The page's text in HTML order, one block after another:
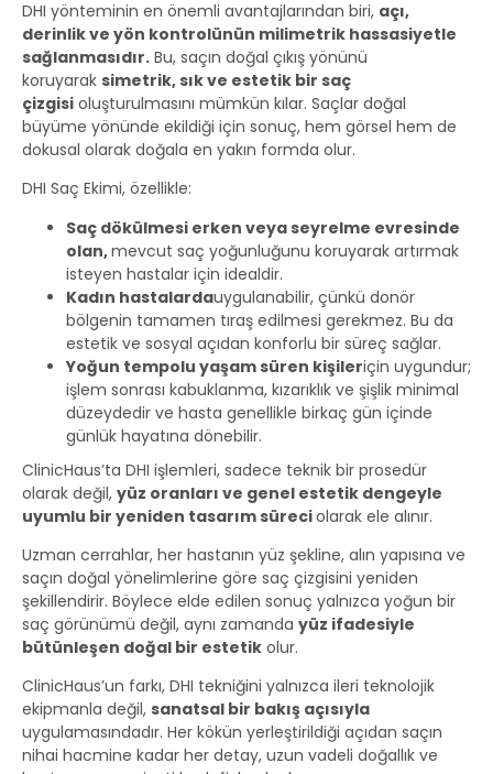
DHI yönteminin en önemli avantajlarından biri, açı,
derinlik ve yön kontrolünün milimetrik hassasiyetle
sağlanmasıdır. Bu, saçın doğal çıkış yönünü
koruyarak simetrik, sık ve estetik bir saç
çizgisi oluşturulmasını mümkün kılar. Saçlar doğal
büyüme yönünde ekildiği için sonuç, hem görsel hem de
dokusal olarak doğala en yakın formda olur.
DHI Saç Ekimi, özellikle:
Saç dökülmesi erken veya seyrelme evresinde
olan,mevcut saç yoğunluğunu koruyarak artırmak
isteyen hastalar için idealdir.
Kadın hastalardauygulanabilir, çünkü donör
bölgenin tamamen tıraş edilmesi gerekmez. Bu da
estetik ve sosyal açıdan konforlu bir süreç sağlar.
Yoğun tempolu yaşam süren kişileriçin uygundur;
işlem sonrası kabuklanma, kızarıklık ve şişlik minimal
düzeydedir ve hasta genellikle birkaç gün içinde
günlük hayatına dönebilir.
ClinicHaus’ta DHI işlemleri, sadece teknik bir prosedür
olarak değil, yüz oranları ve genel estetik dengeyle
uyumlu bir yeniden tasarım süreciolarak ele alınır.
Uzman cerrahlar, her hastanın yüz şekline, alın yapısına ve
saçın doğal yönelimlerine göre saç çizgisini yeniden
şekillendirir. Böylece elde edilen sonuç yalnızca yoğun bir
saç görünümü değil, aynı zamanda yüz ifadesiyle
bütünleşen doğal bir estetik olur.
ClinicHaus’un farkı, DHI tekniğini yalnızca ileri teknolojik
ekipmanla değil, sanatsal bir bakış açısıyla
uygulamasındadır. Her kökün yerleştirildiği açıdan saçın
nihai hacmine kadar her detay, uzun vadeli doğallık ve